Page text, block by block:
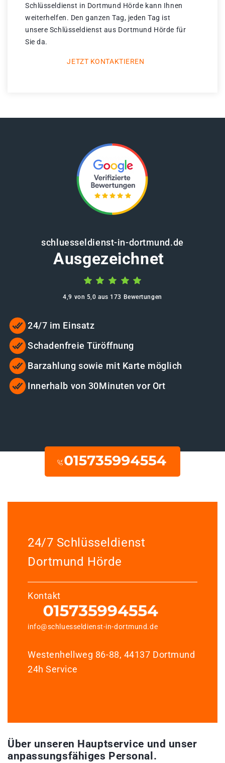
Schlüsseldienst in Dortmund Hörde kann Ihnen
weiterhelfen. Den ganzen Tag, jeden Tag ist
unsere Schlüsseldienst aus Dortmund Hörde für
Sie da.
JETZT KONTAKTIEREN
schluesseldienst-in-dortmund.de
Ausgezeichnet
4,9 von 5,0 aus 173 Bewertungen
24/7 im Einsatz
Schadenfreie Türöffnung
Barzahlung sowie mit Karte möglich
Innerhalb von 30Minuten vor Ort
24/7 Schlüsseldienst
Dortmund Hörde
Kontakt
info@schluesseldienst-in-dortmund.de
Westenhellweg 86-88, 44137 Dortmund
24h Service
Über unseren Hauptservice und unser
anpassungsfähiges Personal.